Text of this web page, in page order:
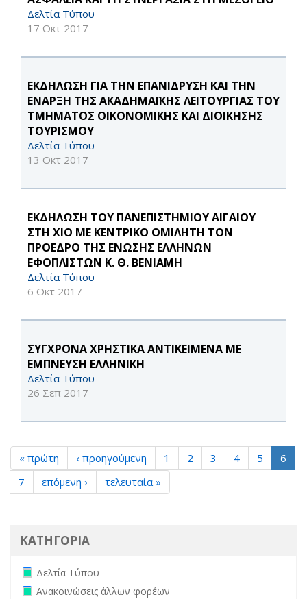
Δελτία Τύπου
17 Οκτ 2017
ΕΚΔΗΛΩΣΗ ΓΙΑ ΤΗΝ ΕΠΑΝΙΔΡΥΣΗ ΚΑΙ ΤΗΝ
ΕΝΑΡΞΗ ΤΗΣ ΑΚΑΔΗΜΑΪΚΗΣ ΛΕΙΤΟΥΡΓΙΑΣ ΤΟΥ
ΤΜΗΜΑΤΟΣ ΟΙΚΟΝΟΜΙΚΗΣ ΚΑΙ ΔΙΟΙΚΗΣΗΣ
ΤΟΥΡΙΣΜΟΥ
Δελτία Τύπου
13 Οκτ 2017
ΕΚΔΗΛΩΣΗ ΤΟΥ ΠΑΝΕΠΙΣΤΗΜΙΟΥ ΑΙΓΑΙΟΥ
ΣΤΗ ΧΙΟ ΜΕ ΚΕΝΤΡΙΚΟ ΟΜΙΛΗΤΗ ΤΟΝ
ΠΡΟΕΔΡΟ ΤΗΣ ΕΝΩΣΗΣ ΕΛΛΗΝΩΝ
ΕΦΟΠΛΙΣΤΩΝ Κ. Θ. ΒΕΝΙΑΜΗ
Δελτία Τύπου
6 Οκτ 2017
ΣΥΓΧΡΟΝΑ ΧΡΗΣΤΙΚΑ ΑΝΤΙΚΕΙΜΕΝΑ ΜΕ
ΕΜΠΝΕΥΣΗ ΕΛΛΗΝΙΚΗ
Δελτία Τύπου
26 Σεπ 2017
« πρώτη ‹ προηγούμενη 1 2 3 4 5
6
7
επόμενη › τελευταία »
ΚΑΤΗΓΟΡΙΑ
Remove Δελτία Τύπου filter
Δελτία Τύπου
Remove Ανακοινώσεις άλλων φορέων filter
Ανακοινώσεις άλλων φορέων